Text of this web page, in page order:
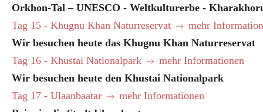
Orkhon-Tal – UNESCO - Weltkulturerbe -
Tag 15 - Khugnu Khan Naturreservat
mehr
Wir besuchen heute das Khugnu Khan Naturreservat
Tag 16 - Khustai Nationalpark
mehr Informationen
Wir besuchen heute den Khustai Nationalpark
Tag 17 - Ulaanbaatar
mehr Informationen